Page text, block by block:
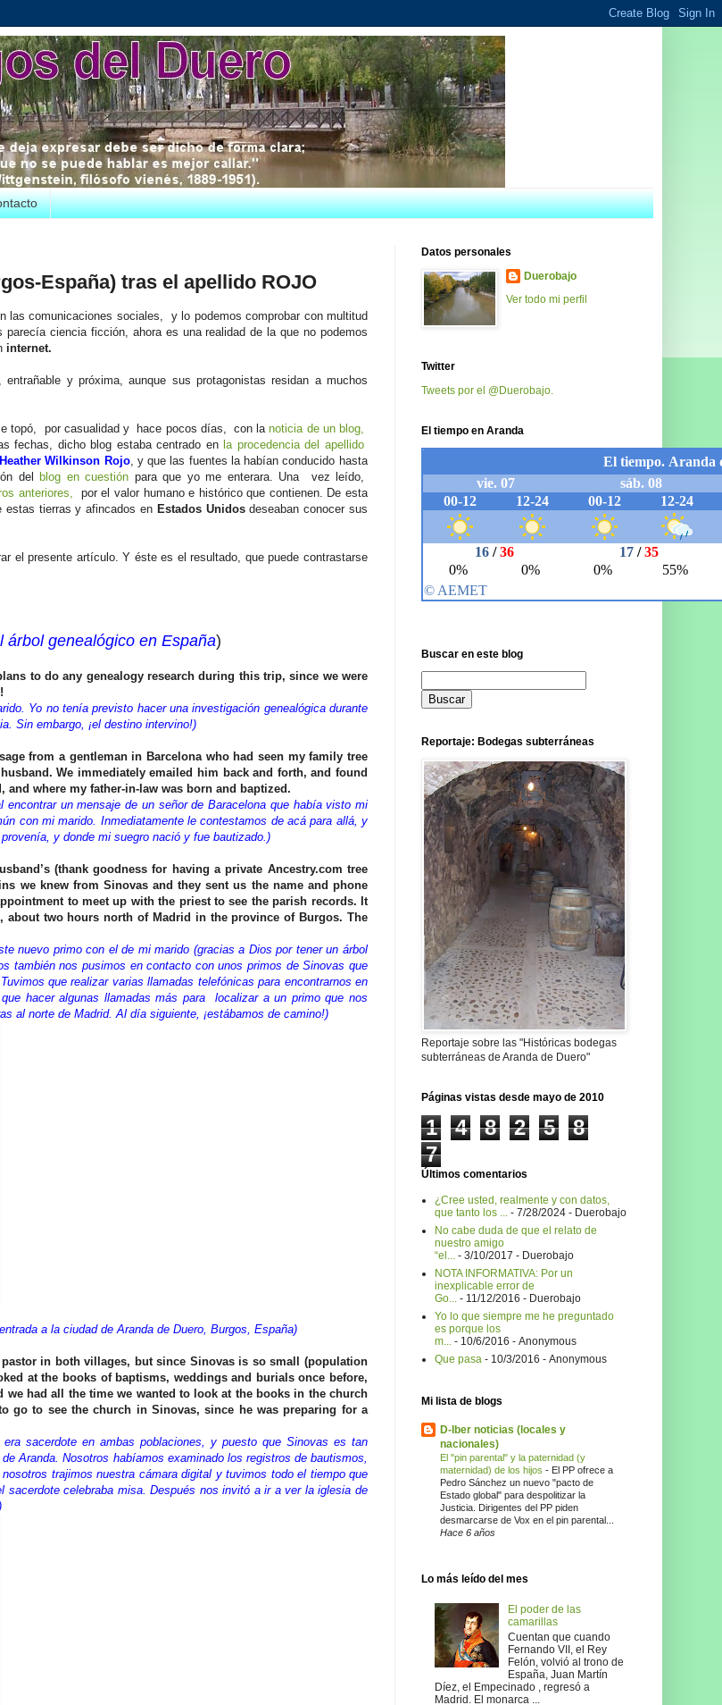
España) tras el apellido ROJO
las comunicaciones sociales, y lo podemos comprobar con multitud
ciencia ficción, ahora es una realidad de la que no podemos
internet.
y próxima, aunque sus protagonistas residan a muchos
topó, por casualidad y hace pocos días, con lanoticia de un blog,
fechas, dicho blog estaba centrado en la procedencia del apellido
Heather Wilkinson Rojo, y que las fuentes la habían conducido hasta
del blog en cuestión para que yo me enterara. Una vez leído,
anteriores, por el valor humano e histórico que contienen. De esta
estas tierras y afincados en Estados Unidosdeseaban conocer sus
el presente artículo. Y éste es el resultado, que puede contrastarse
árbol genealógico en España)
to do any genealogy research during this trip, since we were
Yo no tenía previsto hacer una investigación genealógica durante
Sin embargo, ¡el destino intervino!)
from a gentleman in Barcelona who had seen my family tree
We immediately emailed him back and forth, and found
where my father-in-law was born and baptized.
un mensaje de un señor de Baracelona que había visto mi
con mi marido. Inmediatamente le contestamos de acá para allá, y
y donde mi suegro nació y fue bautizado.)
(thank goodness for having a private Ancestry.com tree
we knew from Sinovas and they sent us the name and phone
to meet up with the priest to see the parish records. It
two hours north of Madrid in the province of Burgos. The
nuevo primo con el de mi marido (gracias a Dios por tener un árbol
también nos pusimos en contacto con unos primos de Sinovas que
que realizar varias llamadas telefónicas para encontrarnos en
hacer algunas llamadas más para localizar a un primo que nos
al norte de Madrid. Al día siguiente, ¡estábamos de camino!)
a la ciudad de Aranda de Duero, Burgos, España)
in both villages, but since Sinovas is so small (population
at the books of baptisms, weddings and burials once before,
had all the time we wanted to look at the books in the church
go to see the church in Sinovas, since he was preparing for a
sacerdote en ambas poblaciones, y puesto que Sinovas es tan
Aranda. Nosotros habíamos examinado los registros de bautismos,
trajimos nuestra cámara digital y tuvimos todo el tiempo que
celebraba misa. Después nos invitó a ir a ver la iglesia de
Datos personales
Duerobajo
Ver todo mi perfil
Twitter
Tweets por el @Duerobajo.
El tiempo en Aranda
Buscar en este blog
Reportaje: Bodegas subterráneas
Reportaje sobre las "Históricas bodegas
subterráneas de Aranda de Duero"
Páginas vistas desde mayo de 2010
1 4 8 2 5
8
7
Últimos comentarios
¿Cree usted, realmente y con datos,
que tanto los ...
- 7/28/2024 - Duerobajo
No cabe duda de que el relato de
nuestro amigo
“el...
- 3/10/2017 - Duerobajo
NOTA INFORMATIVA: Por un
inexplicable error de
Go...
- 11/12/2016 - Duerobajo
Yo lo que siempre me he preguntado
es porque los
m...
- 10/6/2016 - Anonymous
Que pasa - 10/3/2016 - Anonymous
Mi lista de blogs
D-Iber noticias (locales y
nacionales)
El "pin parental" y la paternidad (y
maternidad) de los hijos - El PP ofrece a
Pedro Sánchez un nuevo "pacto de
Estado global" para despolitizar la
Justicia. Dirigentes del PP piden
desmarcarse de Vox en el pin parental...
Hace 6 años
Lo más leído del mes
El poder de las
camarillas
Cuentan que cuando
Fernando VII, el Rey
Felón, volvió al trono de
España, Juan Martín
Díez, el Empecinado , regresó a
Madrid. El monarca ...